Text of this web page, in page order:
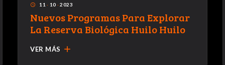
access_time 11 · 10 · 2023
Nuevos Programas Para Explorar
La Reserva Biológica Huilo Huilo
VER MÁS add